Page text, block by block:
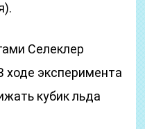
Селеклер
ходе эксперимента
кубик льда